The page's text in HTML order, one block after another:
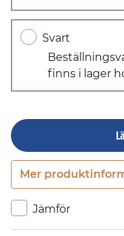
Svart
finns i lager
Mer
Jämför